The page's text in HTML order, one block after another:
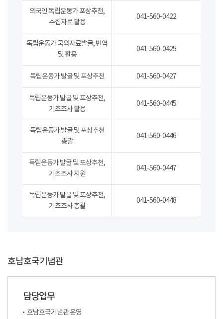
외국인 독립운동가 포상추천,
수집자료 활용
041-560-0422
독립운동가 국외자료발굴, 번역
및 활용
041-560-0425
독립운동가 발굴 및 포상추천 041-560-0427
독립운동가 발굴 및 포상추천,
기초조사 활용
041-560-0445
독립운동가 발굴 및 포상추천
총괄
041-560-0446
독립운동가 발굴 및 포상추천,
기초조사 지원
041-560-0447
독립운동가 발굴 및 포상추천,
기초조사 총괄
041-560-0448
호남호국기념관
담당업무
호남호국기념관 운영